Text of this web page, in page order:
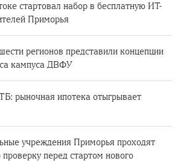
стартовал набор в бесплатную ИТ-
Приморья
регионов представили концепции
кампуса ДВФУ
рыночная ипотека отыгрывает
учреждения Приморья проходят
перед стартом нового